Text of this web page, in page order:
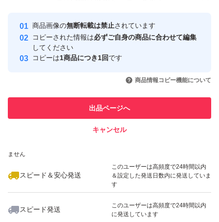
安心取引出品者
心・安全なユーザーです
取引実績
引を完了させた実績があります
での取引実績があります
ません
スピード＆安心発送
このユーザーは高頻度で24時間以内
＆設定した発送日数内に発送していま
す
スピード発送
このユーザーは高頻度で24時間以内
に発送しています
商品画像の無断転載は禁止されています
コピーされた情報は必ずご自身の商品に合わせて編集
してください
コピーは1商品につき1回です
商品情報コピー機能について
出品ページへ
キャンセル
いいね！
1,100